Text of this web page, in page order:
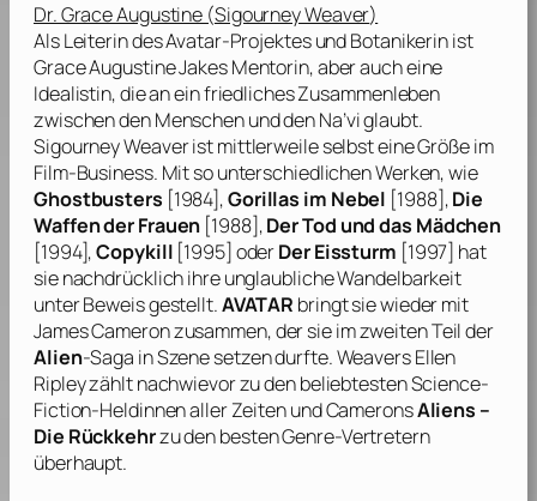
Dr. Grace Augustine (Sigourney Weaver)
Als Leiterin des Avatar-Projektes und Botanikerin ist
Grace Augustine Jakes Mentorin, aber auch eine
Idealistin, die an ein friedliches Zusammenleben
zwischen den Menschen und den Na’vi glaubt.
Sigourney Weaverist mittlerweile selbst eine Größe im
Film-Business. Mit so unterschiedlichen Werken, wie
Ghostbusters [1984],Gorillas im Nebel [1988],Die
Waffen der Frauen [1988],Der Tod und das Mädchen
[1994],Copykill [1995] oderDer Eissturm [1997] hat
sie nachdrücklich ihre unglaubliche Wandelbarkeit
unter Beweis gestellt.AVATAR bringt sie wieder mit
James Cameronzusammen, der sie im zweiten Teil der
Alien-Saga in Szene setzen durfte.WeaversEllen
Ripley zählt nachwievor zu den beliebtesten Science-
Fiction-Heldinnen aller Zeiten undCameronsAliens –
Die Rückkehrzu den besten Genre-Vertretern
überhaupt.